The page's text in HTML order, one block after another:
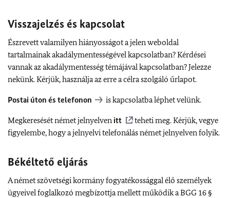
Visszajelzés és kapcsolat
Észrevett valamilyen hiányosságot a jelen weboldal
tartalmainak akadálymentességével kapcsolatban? Kérdései
vannak az akadálymentesség témájával kapcsolatban? Jelezze
nekünk. Kérjük, használja az erre a célra szolgáló űrlapot.
Postai úton és telefonon is kapcsolatba léphet velünk.
Megkeresését német jelnyelven itt
teheti meg. Kérjük, vegye
figyelembe, hogy a jelnyelvi telefonálás német jelnyelven folyik.
Békéltető eljárás
A német szövetségi kormány fogyatékossággal élő személyek
ügyeivel foglalkozó megbízottja mellett működik a BGG 16 §